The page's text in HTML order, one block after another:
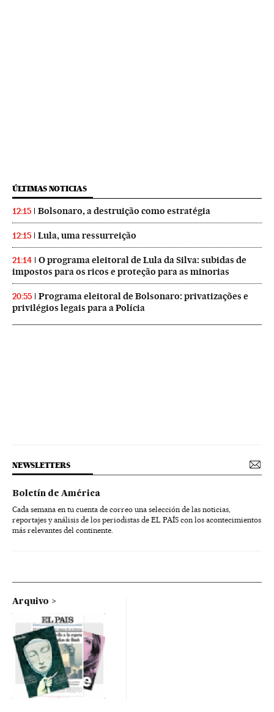
ÚLTIMAS NOTICIAS
12:15 Bolsonaro, a destruição como estratégia
12:15 Lula, uma ressurreição
21:14
O programa eleitoral de Lula da Silva: subidas de
impostos para os ricos e proteção para as minorias
20:55
Programa eleitoral de Bolsonaro: privatizações e
privilégios legais para a Polícia
NEWSLETTERS
Boletín de América
Cada semana en tu cuenta de correo una selección de las noticias,
reportajes y análisis de los periodistas de EL PAÍS con los acontecimientos
más relevantes del continente.
Arquivo